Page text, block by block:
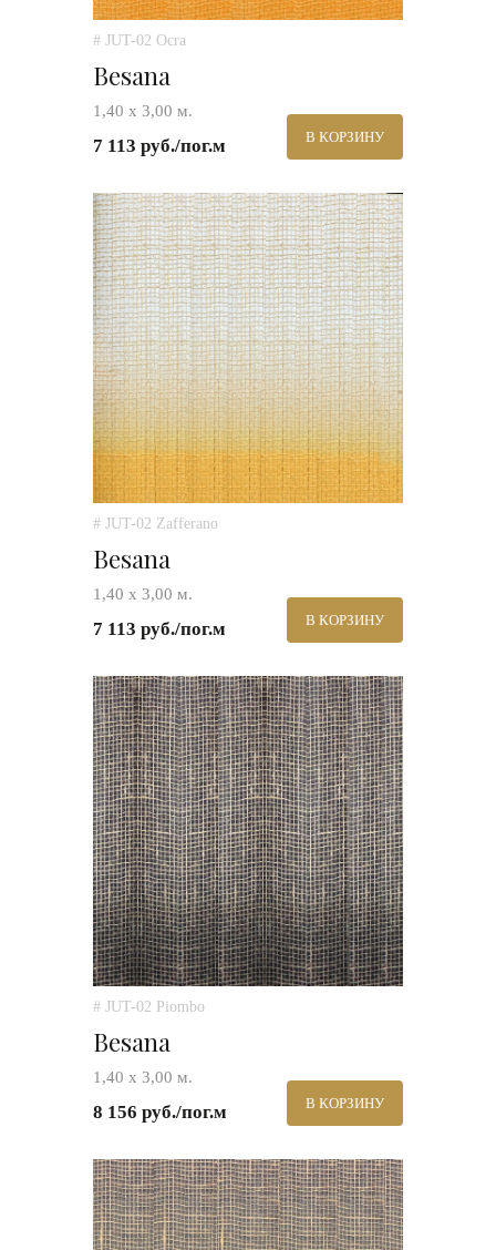
# JUT-02 Ocra
Besana
1,40 х 3,00 м.
7 113 руб./пог.м В КОРЗИНУ
# JUT-02 Zafferano
Besana
1,40 х 3,00 м.
7 113 руб./пог.м В КОРЗИНУ
# JUT-02 Piombo
Besana
1,40 х 3,00 м.
8 156 руб./пог.м В КОРЗИНУ